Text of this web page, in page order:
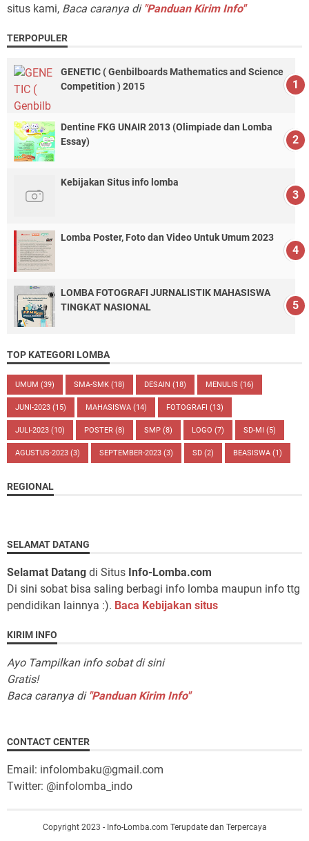
situs kami, Baca caranya di "Panduan Kirim Info"
TERPOPULER
GENETIC ( Genbilboards Mathematics and Science
Competition ) 2015
Dentine FKG UNAIR 2013 (Olimpiade dan Lomba
Essay)
Kebijakan Situs info lomba
Lomba Poster, Foto dan Video Untuk Umum 2023
LOMBA FOTOGRAFI JURNALISTIK MAHASISWA
TINGKAT NASIONAL
TOP KATEGORI LOMBA
UMUM (39) SMA-SMK (18) DESAIN (18) MENULIS (16)
JUNI-2023 (15) MAHASISWA (14) FOTOGRAFI (13)
JULI-2023 (10) POSTER (8) SMP (8) LOGO (7) SD-MI (5)
AGUSTUS-2023 (3) SEPTEMBER-2023 (3) SD (2) BEASISWA (1)
REGIONAL
SELAMAT DATANG
Selamat Datang di Situs Info-Lomba.com
Di sini sobat bisa saling berbagi info lomba maupun info ttg
pendidikan lainnya :). Baca Kebijakan situs
KIRIM INFO
Ayo Tampilkan info sobat di sini
Gratis!
Baca caranya di "Panduan Kirim Info"
CONTACT CENTER
Email: infolombaku@gmail.com
Twitter: @infolomba_indo
Copyright 2023 - Info-Lomba.com Terupdate dan Terpercaya